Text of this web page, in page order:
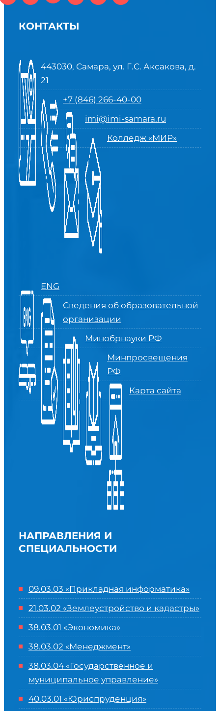
КОНТАКТЫ
443030, Самара, ул. Г.С. Аксакова, д.
21
+7 (846) 266-40-00
imi@imi-samara.ru
Колледж «МИР»
ENG
Сведения об образовательной
организации
Минобрнауки РФ
Минпросвещения
РФ
Карта сайта
НАПРАВЛЕНИЯ И
СПЕЦИАЛЬНОСТИ
09.03.03 «Прикладная информатика»
21.03.02 «Землеустройство и кадастры»
38.03.01 «Экономика»
38.03.02 «Менеджмент»
38.03.04 «Государственное и
муниципальное управление»
40.03.01 «Юриспруденция»